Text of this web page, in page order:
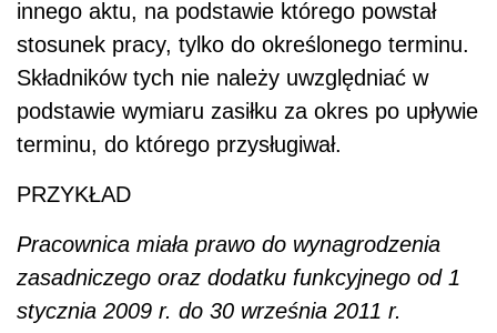
innego aktu, na podstawie którego powstał
stosunek pracy, tylko do określonego terminu.
Składników tych nie należy uwzględniać w
podstawie wymiaru zasiłku za okres po upływie
terminu, do którego przysługiwał.
PRZYKŁAD
Pracownica miała prawo do wynagrodzenia
zasadniczego oraz dodatku funkcyjnego od 1
stycznia 2009 r. do 30 września 2011 r.